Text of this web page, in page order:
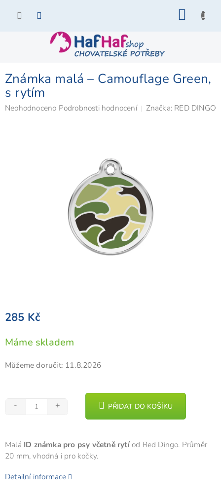
Známka malá – Camouflage Green,
s rytím
Průměrné
Neohodnoceno Podrobnosti hodnocení Značka: RED DINGO
285 Kč
Měrná
cena:
Máme skladem
Můžeme doručit: 11.8.2026
PŘIDAT DO KOŠÍKU
Malá ID známka pro psy včetně rytíod Red Dingo. Průměr
20 mm, vhodná i pro kočky.
Detailní informace